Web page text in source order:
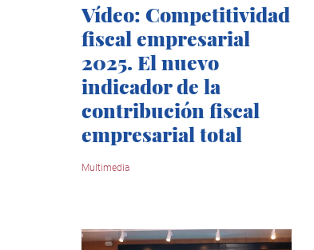
Vídeo: Competitividad
fiscal empresarial
2025. El nuevo
indicador de la
contribución fiscal
empresarial total
Multimedia